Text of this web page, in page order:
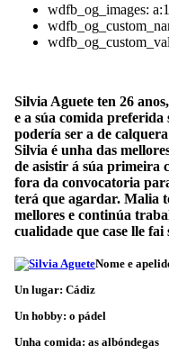
wdfb_og_images:
Silvia Aguete ten 26
e a súa comida preferida
podería ser a de
Silvia é unha das
de asistir á súa primeira
fora da convocatoria
terá que agardar. Malia
mellores e continúa
cualidade que case lle
Nome e
Un lugar: Cádiz
Un hobby: o pádel
Unha comida: as albóndegas